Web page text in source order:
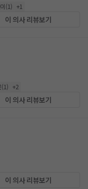
(1) +1
이 의사 리뷰보기
(1) +2
이 의사 리뷰보기
이 의사 리뷰보기